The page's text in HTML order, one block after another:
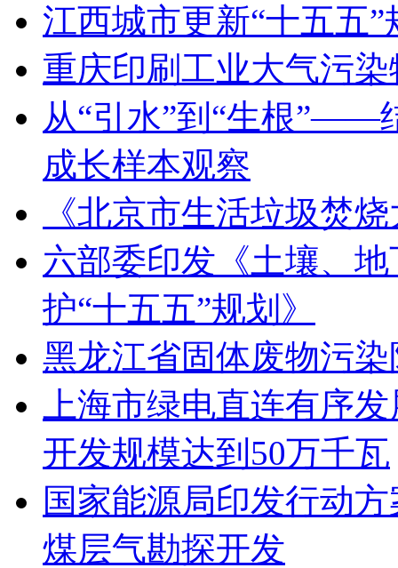
江西城市更新“十五五
重庆印刷工业大气污
从“引水”到“生根”——
成长样本观察
《北京市生活垃圾焚
六部委印发《土壤、
护“十五五”规划》
黑龙江省固体废物污
上海市绿电直连有序
开发规模达到50万千瓦
国家能源局印发行动
煤层气勘探开发